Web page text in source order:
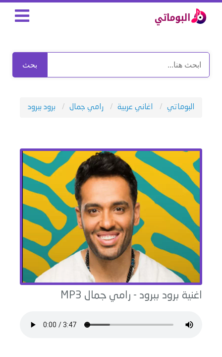
بحث
البوماتي اغاني عربية رامي جمال برود ببرود
اغنية برود ببرود - رامي جمال